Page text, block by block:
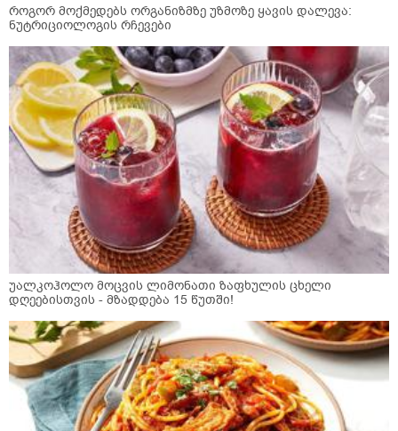
როგორ მოქმედებს ორგანიზმზე უზმოზე ყავის დალევა:
ნუტრიციოლოგის რჩევები
უალკოჰოლო მოცვის ლიმონათი ზაფხულის ცხელი
დღეებისთვის - მზადდება 15 წუთში!